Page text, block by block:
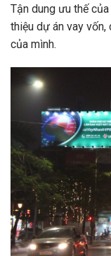
Tận dung ưu thế
thiệu dự án vay
của mình.